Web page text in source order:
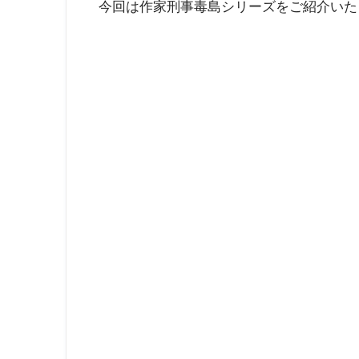
今回は作家刑事毒島シリーズをご紹介い